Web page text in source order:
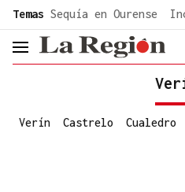
common.go-to-content
Temas Sequía en Ourense
header.menu.open
Verín Castrelo Cualedro